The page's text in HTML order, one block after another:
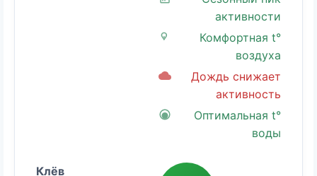
активности
Комфортная t°
воздуха
Дождь снижает
активность
Оптимальная t°
воды